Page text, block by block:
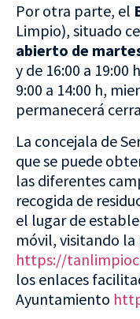
Por otra parte, el
Limpio), situado
abierto de
y de 16:00 a 19:00
9:00 a 14:00 h,
permanecerá
La concejala de
que se puede
las diferentes
recogida de
el lugar de
móvil, visitando la
https://
los enlaces
Ayuntamiento